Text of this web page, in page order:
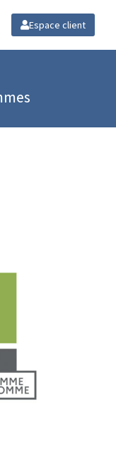
Espace client